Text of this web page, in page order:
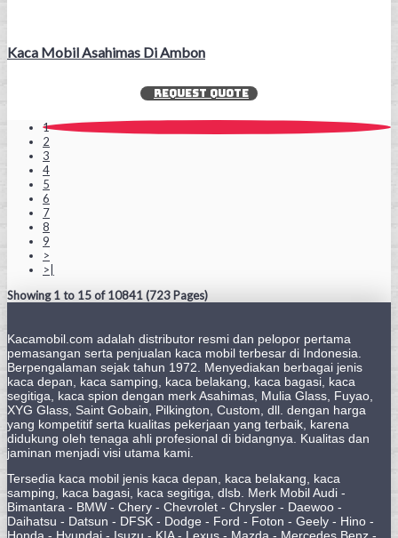
Kaca Mobil Asahimas Di Ambon
REQUEST QUOTE
1
2
3
4
5
6
7
8
9
>
>|
Showing 1 to 15 of 10841 (723 Pages)
Kacamobil.com adalah distributor resmi dan pelopor pertama
pemasangan serta penjualan kaca mobil terbesar di Indonesia.
Berpengalaman sejak tahun 1972. Menyediakan berbagai jenis
kaca depan, kaca samping, kaca belakang, kaca bagasi, kaca
segitiga, kaca spion dengan merk Asahimas, Mulia Glass, Fuyao,
XYG Glass, Saint Gobain, Pilkington, Custom, dll. dengan harga
yang kompetitif serta kualitas pekerjaan yang terbaik, karena
didukung oleh tenaga ahli profesional di bidangnya. Kualitas dan
jaminan menjadi visi utama kami.
Tersedia kaca mobil jenis kaca depan, kaca belakang, kaca
samping, kaca bagasi, kaca segitiga, dlsb. Merk Mobil Audi -
Bimantara - BMW - Chery - Chevrolet - Chrysler - Daewoo -
Daihatsu - Datsun - DFSK - Dodge - Ford - Foton - Geely - Hino -